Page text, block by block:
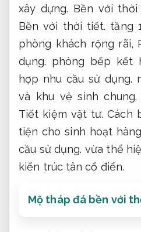
xây dựng. Bền với thời
Bền với thời tiết. tầng
phòng khách rộng rãi,
dụng. phòng bếp kết
hợp nhu cầu sử dụng.
và khu vệ sinh chung.
Tiết kiệm vật tư. Cách
tiện cho sinh hoạt
cầu sử dụng. vừa thể
kiến trúc tân cổ điển.
Mộ tháp đá bền với